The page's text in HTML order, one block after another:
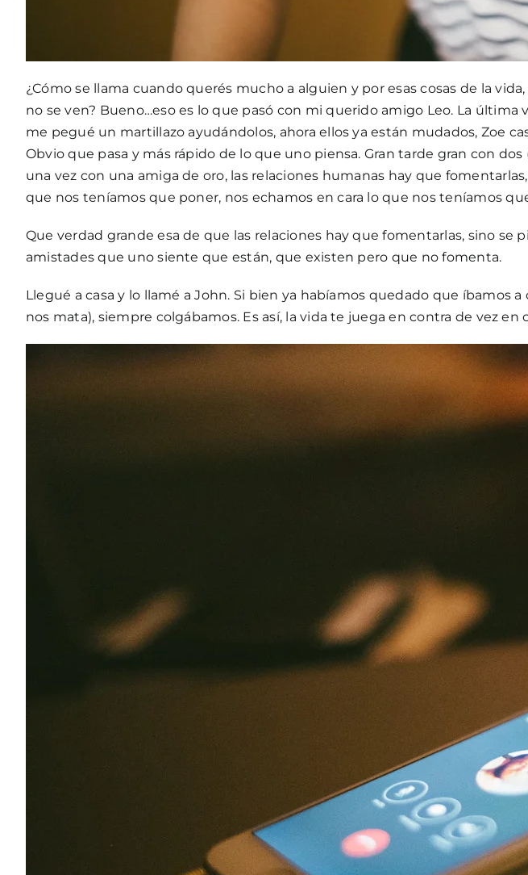
¿Cómo se llama cuando querés mucho a alguien y por esas cosas de la
no se ven? Bueno…eso es lo que pasó con mi querido amigo Leo. La
me pegué un martillazo ayudándolos, ahora ellos ya están mudados, Zoe
Obvio que pasa y más rápido de lo que uno piensa. Gran tarde gran con
una vez con una amiga de oro, las relaciones humanas hay que
que nos teníamos que poner, nos echamos en cara lo que nos teníamos
Que verdad grande esa de que las relaciones hay que fomentarlas, sino
amistades que uno siente que están, que existen pero que no fomenta.
Llegué a casa y lo llamé a John. Si bien ya habíamos quedado que íbamos
nos mata), siempre colgábamos. Es así, la vida te juega en contra de vez en